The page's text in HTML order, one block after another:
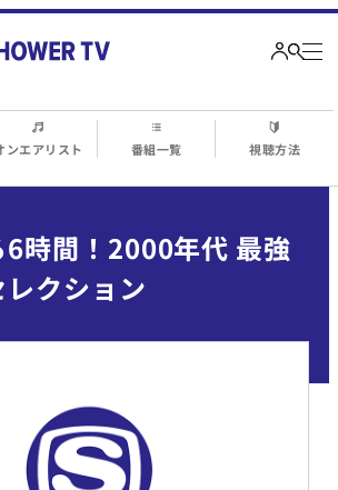
ンエアリスト 番組一覧 視聴方法
時間！2000年代 最強
クション